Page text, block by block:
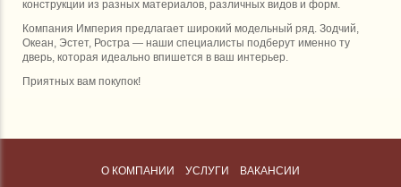
конструкции из разных материалов, различных видов и форм.
Компания Империя предлагает широкий модельный ряд. Зодчий,
Океан, Эстет, Ростра — наши специалисты подберут именно ту
дверь, которая идеально впишется в ваш интерьер.
Приятных вам покупок!
О КОМПАНИИ УСЛУГИ
ВАКАНСИИ